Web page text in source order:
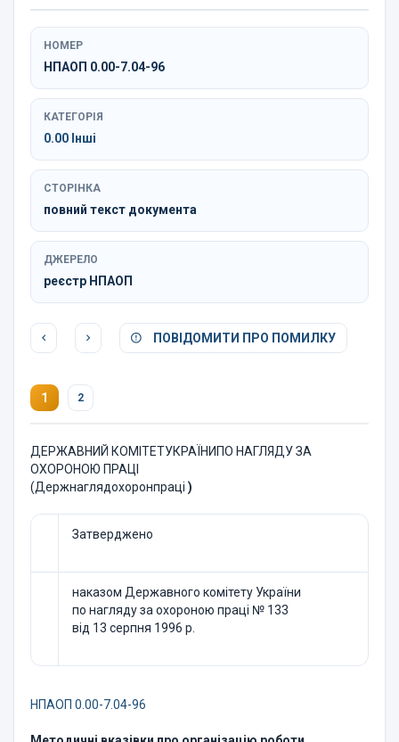
НОМЕР
НПАОП 0.00-7.04-96
КАТЕГОРІЯ
0.00 Інші
СТОРІНКА
повний текст документа
ДЖЕРЕЛО
реєстр НПАОП
ПОВІДОМИТИ ПРО ПОМИЛКУ
1 2
ДЕРЖАВНИЙ КОМІТЕТУКРАЇНИПО НАГЛЯДУ ЗА
ОХОРОНОЮ ПРАЦІ
(Держнаглядохоронпраці )
Затверджено
наказом Державного комітету України
по нагляду за охороною праці № 133
від 13 серпня 1996 р.
НПАОП 0.00-7.04-96